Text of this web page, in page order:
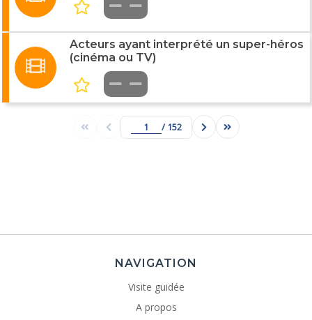
Acteurs ayant interprété un super-héros
(cinéma ou TV)
/ 152
NAVIGATION
Visite guidée
A propos